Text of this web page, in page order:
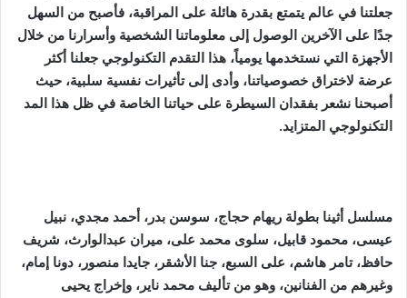
جعلتنا في عالم يتمتع بقدرة هائلة على المراقبة، فأصبح من السهل
جدًا على الآخرين الوصول إلى معلوماتنا الشخصية وأسرارنا من خلال
الأجهزة التي نستخدمها يومياً، هذا التقدم التكنولوجي جعلنا أكثر
عرضة لاختراق خصوصياتنا، وأدى إلى تأثيرات نفسية سلبية، حيث
أصبحنا نشعر بفقدان السيطرة على حياتنا الخاصة في ظل هذا المد
التكنولوجي المتزايد.
مسلسل أثينا بطولة ريهام حجاج، سوسن بدر، أحمد مجدي، نبيل
عيسى، محمود قابيل، سلوى محمد على، ميران عبدالوارث، شريف
حافظ، تامر هاشم، على السبع، جنا الأشقر، جايدا منصور، دونا إمام،
وغيرهم من الفنانين، وهو من تأليف محمد ناير، وإخراج يحيى